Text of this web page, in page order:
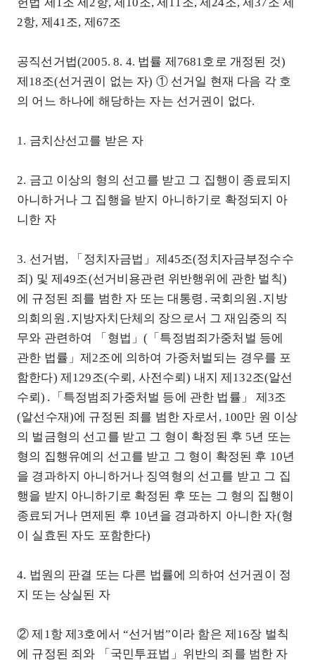
2항, 제41조, 제67조
공직선거법(2005. 8. 4. 법률 제7681호로 개정된 것)
제18조(선거권이 없는 자) ① 선거일 현재 다음 각 호
의 어느 하나에 해당하는 자는 선거권이 없다.
1. 금치산선고를 받은 자
2. 금고 이상의 형의 선고를 받고 그 집행이 종료되지
아니하거나 그 집행을 받지 아니하기로 확정되지 아
니한 자
3. 선거범, 「정치자금법」제45조(정치자금부정수수
죄) 및 제49조(선거비용관련 위반행위에 관한 벌칙)
에 규정된 죄를 범한 자 또는 대통령․국회의원․지방
의회의원․지방자치단체의 장으로서 그 재임중의 직
무와 관련하여 「형법」(「특정범죄가중처벌 등에
관한 법률」제2조에 의하여 가중처벌되는 경우를 포
함한다) 제129조(수뢰, 사전수뢰) 내지 제132조(알선
수뢰)․「특정범죄가중처벌 등에 관한 법률」 제3조
(알선수재)에 규정된 죄를 범한 자로서, 100만 원 이상
의 벌금형의 선고를 받고 그 형이 확정된 후 5년 또는
형의 집행유예의 선고를 받고 그 형이 확정된 후 10년
을 경과하지 아니하거나 징역형의 선고를 받고 그 집
행을 받지 아니하기로 확정된 후 또는 그 형의 집행이
종료되거나 면제된 후 10년을 경과하지 아니한 자(형
이 실효된 자도 포함한다)
4. 법원의 판결 또는 다른 법률에 의하여 선거권이 정
지 또는 상실된 자
② 제1항 제3호에서 “선거범”이라 함은 제16장 벌칙
에 규정된 죄와 「국민투표법」위반의 죄를 범한 자